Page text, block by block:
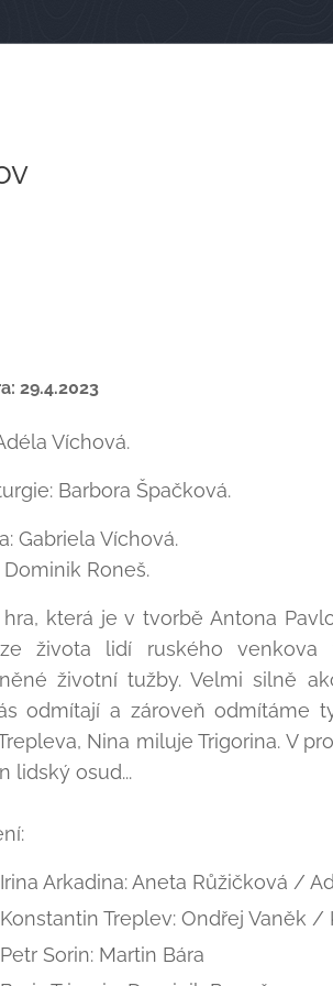
29.4.2023
Víchová.
Barbora Špačková.
Gabriela Víchová.
Dominik Roneš.
hra, která je v tvorbě Antona
života lidí ruského
životní tužby. Velmi silně
odmítají a zároveň odmítáme
Nina miluje Trigorina. V
lidský osud...
Irina Arkadina: Aneta Růžičková /
Konstantin Treplev: Ondřej Vaněk /
Petr Sorin: Martin Bára